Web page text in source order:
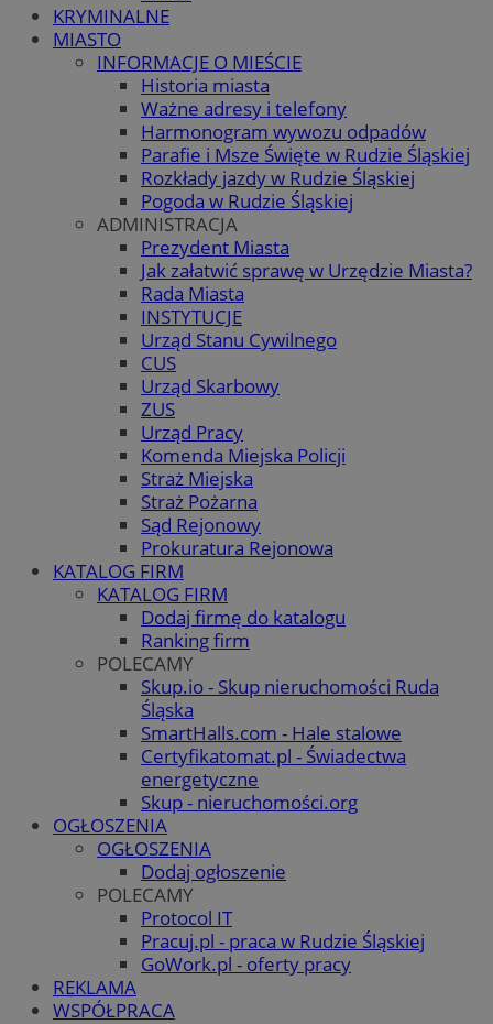
KRYMINALNE
MIASTO
INFORMACJE O MIEŚCIE
Historia miasta
Ważne adresy i telefony
Harmonogram wywozu odpadów
Parafie i Msze Święte w Rudzie Śląskiej
Rozkłady jazdy w Rudzie Śląskiej
Pogoda w Rudzie Śląskiej
ADMINISTRACJA
Prezydent Miasta
Jak załatwić sprawę w Urzędzie Miasta?
Rada Miasta
INSTYTUCJE
Urząd Stanu Cywilnego
CUS
Urząd Skarbowy
ZUS
Urząd Pracy
Komenda Miejska Policji
Straż Miejska
Straż Pożarna
Sąd Rejonowy
Prokuratura Rejonowa
KATALOG FIRM
KATALOG FIRM
Dodaj firmę do katalogu
Ranking firm
POLECAMY
Skup.io - Skup nieruchomości Ruda
Śląska
SmartHalls.com - Hale stalowe
Certyfikatomat.pl - Świadectwa
energetyczne
Skup - nieruchomości.org
OGŁOSZENIA
OGŁOSZENIA
Dodaj ogłoszenie
POLECAMY
Protocol IT
Pracuj.pl - praca w Rudzie Śląskiej
GoWork.pl - oferty pracy
REKLAMA
WSPÓŁPRACA